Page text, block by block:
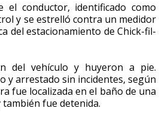
el conductor, identificado como
y se estrelló contra un medidor
del estacionamiento de Chick-fil-
del vehículo y huyeron a pie.
y arrestado sin incidentes, según
fue localizada en el baño de una
fue detenida.